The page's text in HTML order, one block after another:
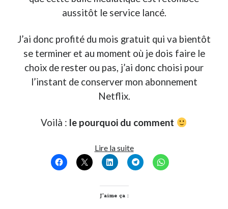
aussitôt le service lancé.
J’ai donc profité du mois gratuit qui va bientôt
se terminer et au moment où je dois faire le
choix de rester ou pas, j’ai donc choisi pour
l’instant de conserver mon abonnement
Netflix.
Voilà : le pourquoi du comment
Lire la suitePourquoi
je
garde
J’aime ça :